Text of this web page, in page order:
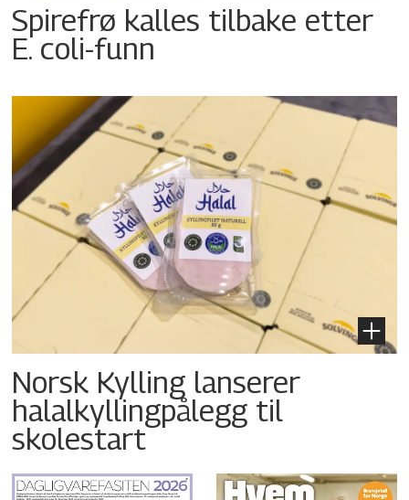
Spirefrø kalles tilbake etter
E. coli-funn
Norsk Kylling lanserer
halalkyllingpålegg til
skolestart